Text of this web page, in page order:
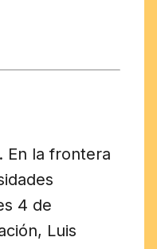
En la frontera
4 de
Luis